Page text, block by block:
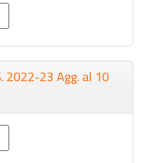
2022-23 Agg. al 10